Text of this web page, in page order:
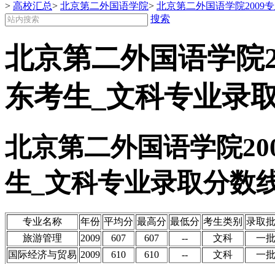
> 高校汇总> 北京第二外国语学院> 北京第二外国语学院2009
搜索
北京第二外国语学院
东考生_文科专业录
北京第二外国语学院
生_文科专业录取分数
专业名称 年份 平均分 最高分 最低分 考生类别 录取
旅游管理
2009 607 607 -- 文科
一批
国际经济与贸易 2009 610 610 -- 文科
一批